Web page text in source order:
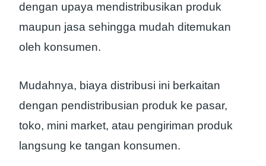
dengan upaya mendistribusikan produk
maupun jasa sehingga mudah ditemukan
oleh konsumen.
Mudahnya, biaya distribusi ini berkaitan
dengan pendistribusian produk ke pasar,
toko, mini market, atau pengiriman produk
langsung ke tangan konsumen.